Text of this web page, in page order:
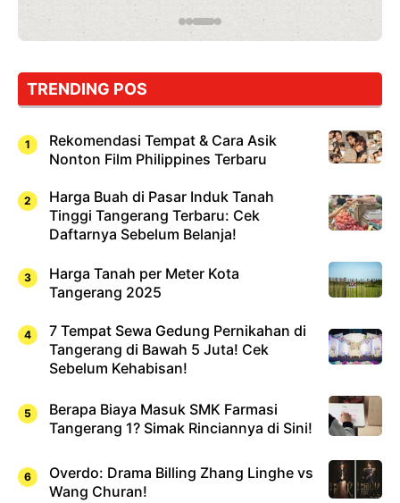
Dicoba,
Cuma
Sushi!
TRENDING POS
Rekomendasi Tempat & Cara Asik
Nonton Film Philippines Terbaru
Harga Buah di Pasar Induk Tanah
Tinggi Tangerang Terbaru: Cek
Daftarnya Sebelum Belanja!
Harga Tanah per Meter Kota
Tangerang 2025
7 Tempat Sewa Gedung Pernikahan di
Tangerang di Bawah 5 Juta! Cek
Sebelum Kehabisan!
Berapa Biaya Masuk SMK Farmasi
Tangerang 1? Simak Rinciannya di Sini!
Overdo: Drama Billing Zhang Linghe vs
Wang Churan!